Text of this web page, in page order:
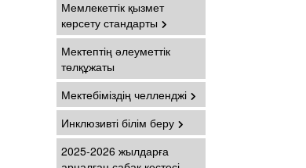
Мемлекеттік қызмет
көрсету стандарты
Мектептің әлеуметтік
төлқұжаты
Мектебіміздің челленджі
Инклюзивті білім беру
2025-2026 жылдарға